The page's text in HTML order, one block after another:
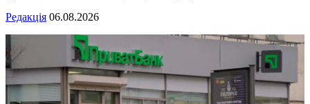
Редакція 06.08.2026